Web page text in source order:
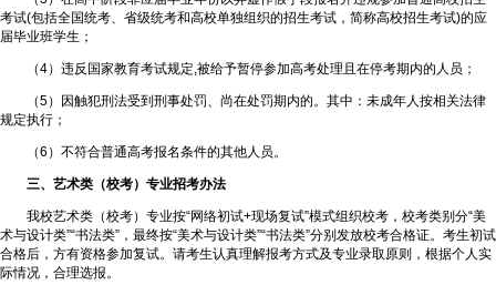
考试(包括全国统考、省级统考和高校单独组织的招生考试，简称高校招生考试)的应
届毕业班学生；
（4）违反国家教育考试规定,被给予暂停参加高考处理且在停考期内的人员；
（5）因触犯刑法受到刑事处罚、尚在处罚期内的。其中：未成年人按相关法律
规定执行；
（6）不符合普通高考报名条件的其他人员。
三、艺术类（校考）专业招考办法
我校艺术类（校考）专业按“网络初试+现场复试”模式组织校考，校考类别分“美
术与设计类”“书法类”，最终按“美术与设计类”“书法类”分别发放校考合格证。考生初试
合格后，方有资格参加复试。请考生认真理解报考方式及专业录取原则，根据个人实
际情况，合理选报。